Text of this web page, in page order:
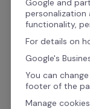
de
Pitch
Estrutura
e muita
Google and
personalization
functionality,
For details on
Google's
You can
footer of the
Manage cookies